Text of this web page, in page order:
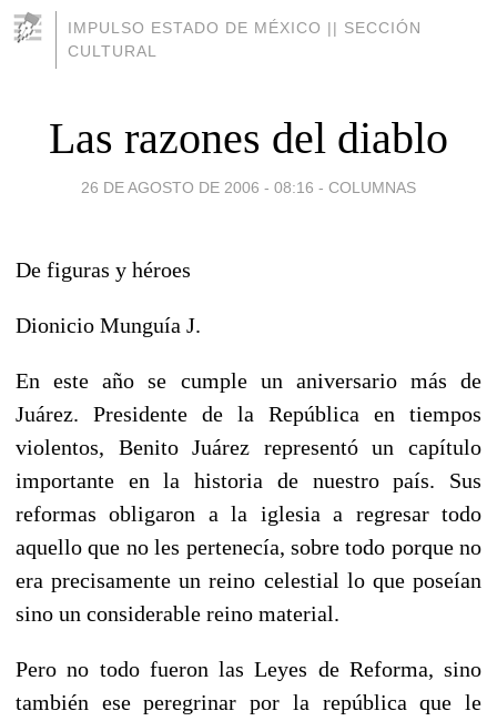
IMPULSO ESTADO DE MÉXICO || SECCIÓN
CULTURAL
Las razones del diablo
26 DE AGOSTO DE 2006 - 08:16 - COLUMNAS
De figuras y héroes
Dionicio Munguía J.
En este año se cumple un aniversario más de
Juárez. Presidente de la República en tiempos
violentos, Benito Juárez representó un capítulo
importante en la historia de nuestro país. Sus
reformas obligaron a la iglesia a regresar todo
aquello que no les pertenecía, sobre todo porque no
era precisamente un reino celestial lo que poseían
sino un considerable reino material.
Pero no todo fueron las Leyes de Reforma, sino
también ese peregrinar por la república que le